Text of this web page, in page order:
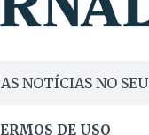
NOTÍCIAS NO
DE USO